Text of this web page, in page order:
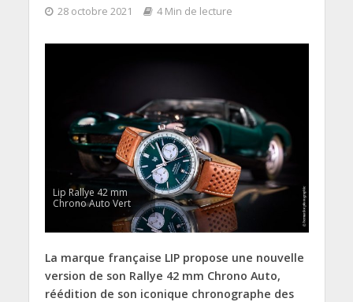
28 octobre 2021 4 Min de lecture
Lip Rallye 42 mm
Chrono Auto Vert
La marque française LIP propose une nouvelle
version de son Rallye 42 mm Chrono Auto,
réédition de son iconique chronographe des